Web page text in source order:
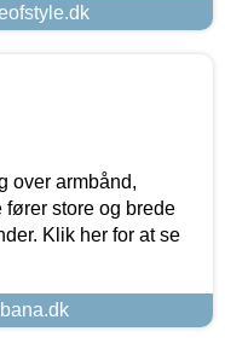
over armbånd,
store og brede
Klik her for at se